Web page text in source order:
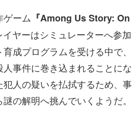
ゲーム 『Among Us Story: On
ヤーはシミュレーターへ参加
成プログラムを受ける中で、
事件に巻き込まれることにな
人の疑いを払拭するため、事
の解明へ挑んでいくようだ。